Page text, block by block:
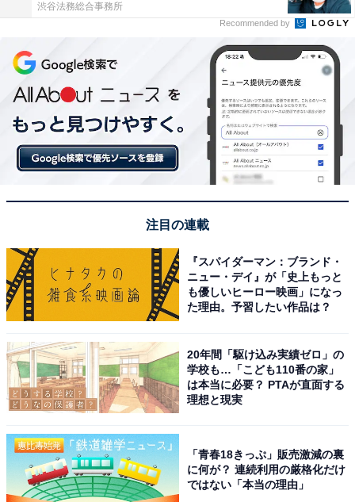
結婚、そして離婚
30歳のとき、今度は「まじめな」男性と知り合い、半年
ろがこの彼、社会的には「いい人」で通っていたが、実
はユウカさんを精神的に虐待するような男だった。
家事もまったくやらず、先に帰っていても、ひとりでビ
ールを飲んで『早くメシ作れよ』と言うようになった。
家賃は彼が払うという約束だったのに、それさえ出さな
渋谷法務総合事務所
Recommended by
注目の連載
『スパイダーマン：ブランド・
ニュー・デイ』が「史上もっと
も優しいヒーロー映画」になっ
た理由。予習したい作品は？
20年間「駆け込み実績ゼロ」の
学校も…「こども110番の家」
は本当に必要？ PTAが直面する
理想と現実
「青春18きっぷ」販売激減の裏
に何が？ 連続利用の厳格化だけ
ではない「本当の理由」